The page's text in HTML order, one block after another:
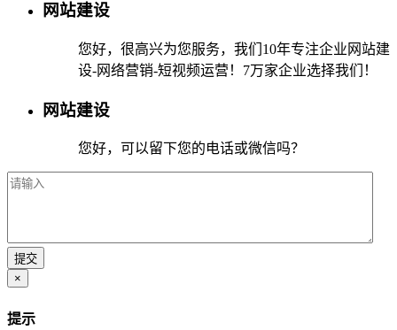
网站建设
您好，很高兴为您服务，我们10年专注企业网站建
设-网络营销-短视频运营！7万家企业选择我们！
网站建设
您好，可以留下您的电话或微信吗？
×
提示